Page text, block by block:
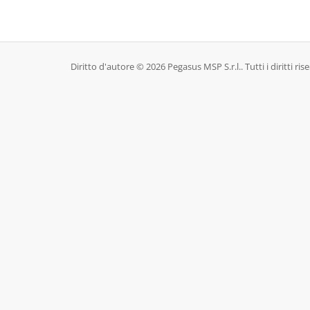
Diritto d'autore © 2026 Pegasus MSP S.r.l.. Tutti i diritti